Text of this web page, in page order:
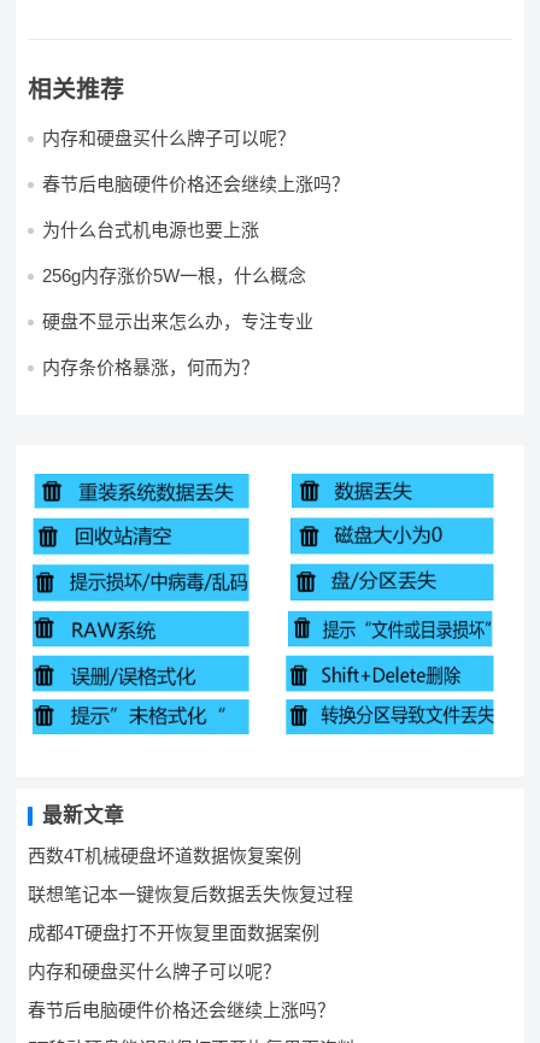
相关推荐
内存和硬盘买什么牌子可以呢？
春节后电脑硬件价格还会继续上涨吗？
为什么台式机电源也要上涨
256g内存涨价5W一根，什么概念
硬盘不显示出来怎么办，专注专业
内存条价格暴涨，何而为？
最新文章
西数4T机械硬盘坏道数据恢复案例
联想笔记本一键恢复后数据丢失恢复过程
成都4T硬盘打不开恢复里面数据案例
内存和硬盘买什么牌子可以呢？
春节后电脑硬件价格还会继续上涨吗？